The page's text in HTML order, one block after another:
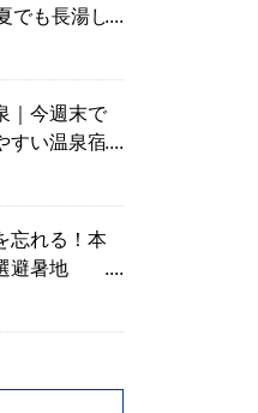
でも長湯し
｜今週末で
すい温泉宿
忘れる！本
避暑地